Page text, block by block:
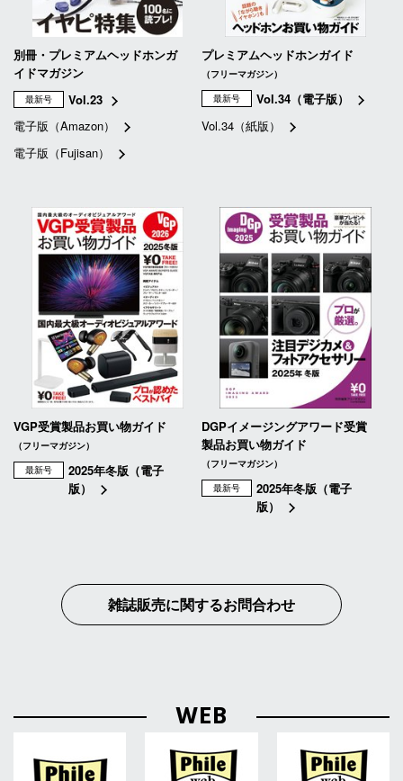
別冊・プレミアムヘッドホンガ
イドマガジン
最新号
Vol.23
電子版（Amazon）
電子版（Fujisan）
プレミアムヘッドホンガイド
（フリーマガジン）
最新号
Vol.34（電子版）
Vol.34（紙版）
VGP受賞製品お買い物ガイド
（フリーマガジン）
最新号
2025年冬版（電子
版）
DGPイメージングアワード受賞
製品お買い物ガイド
（フリーマガジン）
最新号
2025年冬版（電子
版）
雑誌販売に関するお問合わせ
WEB